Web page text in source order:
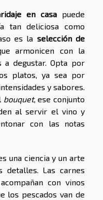
en casa puede
tan deliciosa como
es la selección de
armonicen con la
a degustar. Opta por
platos, ya sea por
y sabores.
bouquet, ese conjunto
al servir el vino y
con las notas
una ciencia y un arte
detalles. Las carnes
con vinos
los pescados van de